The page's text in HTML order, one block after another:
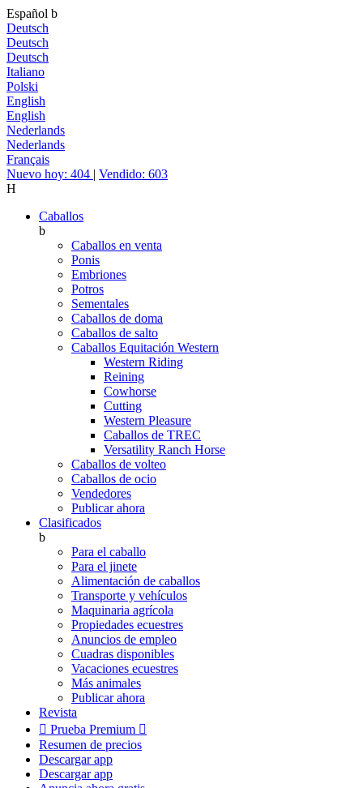
Español b
Deutsch
Deutsch
Deutsch
Italiano
Polski
English
English
Nederlands
Nederlands
Français
Nuevo hoy: 404 | Vendido: 603
H
Caballos
b
Caballos en venta
Ponis
Embriones
Potros
Sementales
Caballos de doma
Caballos de salto
Caballos Equitación Western
Western Riding
Reining
Cowhorse
Cutting
Western Pleasure
Caballos de TREC
Versatility Ranch Horse
Caballos de volteo
Caballos de ocio
Vendedores
Publicar ahora
Clasificados
b
Para el caballo
Para el jinete
Alimentación de caballos
Transporte y vehículos
Maquinaria agrícola
Propiedades ecuestres
Anuncios de empleo
Cuadras disponibles
Vacaciones ecuestres
Más animales
Publicar ahora
Revista
 Prueba Premium 
Resumen de precios
Descargar app
Descargar app